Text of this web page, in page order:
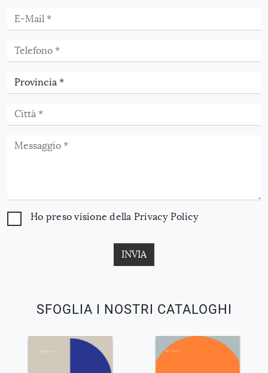
SFOGLIA I NOSTRI CATALOGHI
Ho preso visione della Privacy Policy
INVIA